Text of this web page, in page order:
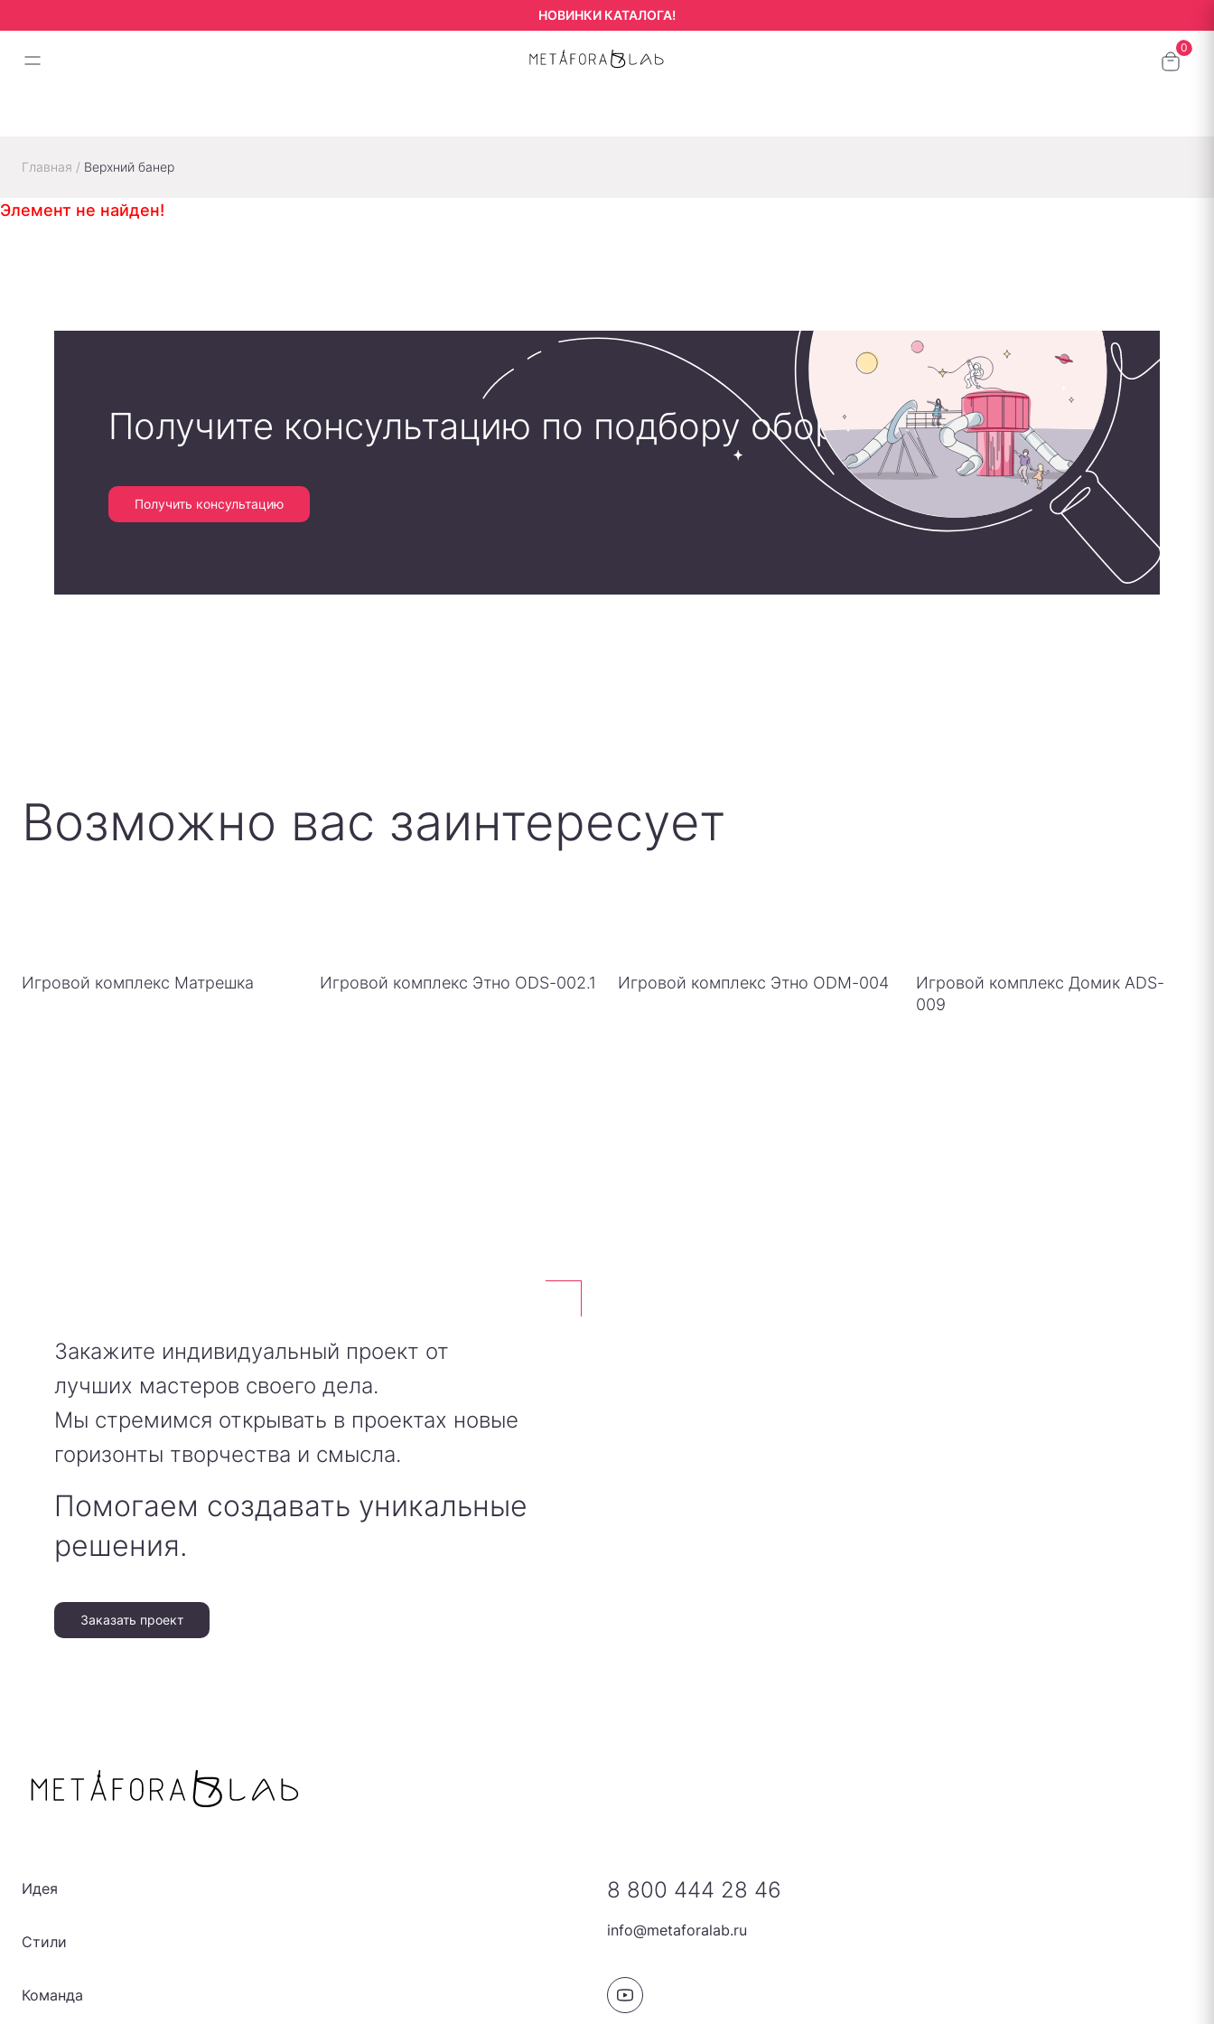
НОВИНКИ КАТАЛОГА!
Главная / Верхний банер
Элемент не найден!
Получите консультацию по подбору оборудования
Получить консультацию
Возможно вас заинтересует
Игровой комплекс Матрешка Игровой комплекс Этно ODS-002.1 Игровой комплекс Этно ODM-004
Игровой комплекс Домик ADS-
009
Закажите индивидуальный проект от
лучших мастеров своего дела.
Мы стремимся открывать в проектах новые
горизонты творчества и смысла.
Помогаем создавать уникальные
решения.
Заказать проект
Идея
Стили
Команда
8 800 444 28 46
info@metaforalab.ru